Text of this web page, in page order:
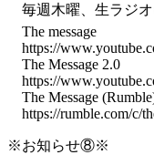
毎週木曜、生ラジ
The message
https://
The Message 2.0
https://
The Message
https://rumble.com/c/
※お知らせ⑧※